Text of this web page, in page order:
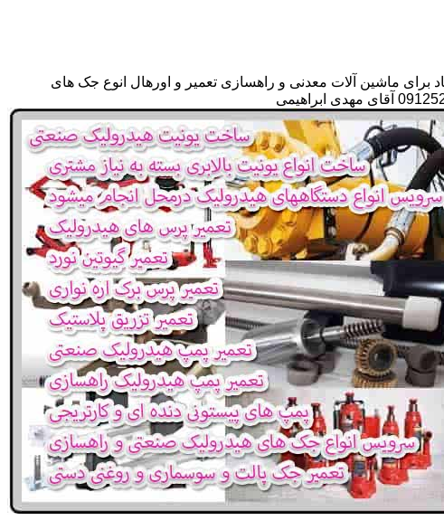
برای ماشین آلات معدنی و راهسازی تعمیر و اورهال انوع جک های